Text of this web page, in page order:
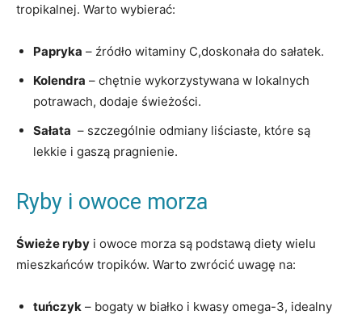
tropikalnej. Warto wybierać:
Papryka – źródło witaminy ​C,doskonała⁣ do sałatek.
Kolendra – chętnie wykorzystywana w lokalnych
potrawach, dodaje świeżości.
Sałata ⁢ – szczególnie‍ odmiany liściaste, ‌które są
lekkie i gaszą pragnienie.
Ryby ⁢i owoce morza
Świeże ryby i owoce ‍morza są⁤ podstawą diety ‌wielu
mieszkańców tropików. Warto zwrócić uwagę na:
tuńczyk – bogaty w białko i kwasy omega-3, idealny⁤